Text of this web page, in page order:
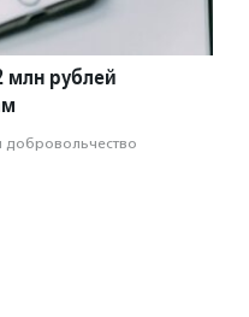
млн рублей
доброволь­чест­во